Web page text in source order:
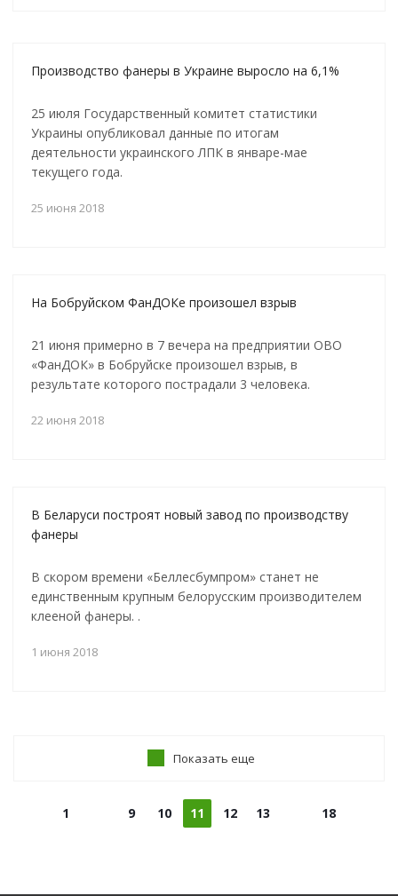
Производство фанеры в Украине выросло на 6,1%
25 июля Государственный комитет статистики
Украины опубликовал данные по итогам
деятельности украинского ЛПК в январе-мае
текущего года.
25 июня 2018
На Бобруйском ФанДОКе произошел взрыв
21 июня примерно в 7 вечера на предприятии ОВО
«ФанДОК» в Бобруйске произошел взрыв, в
результате которого пострадали 3 человека.
22 июня 2018
В Беларуси построят новый завод по производству
фанеры
В скором времени «Беллесбумпром» станет не
единственным крупным белорусским производителем
клееной фанеры. .
1 июня 2018
Показать еще
1 9 10 11 12 13 18